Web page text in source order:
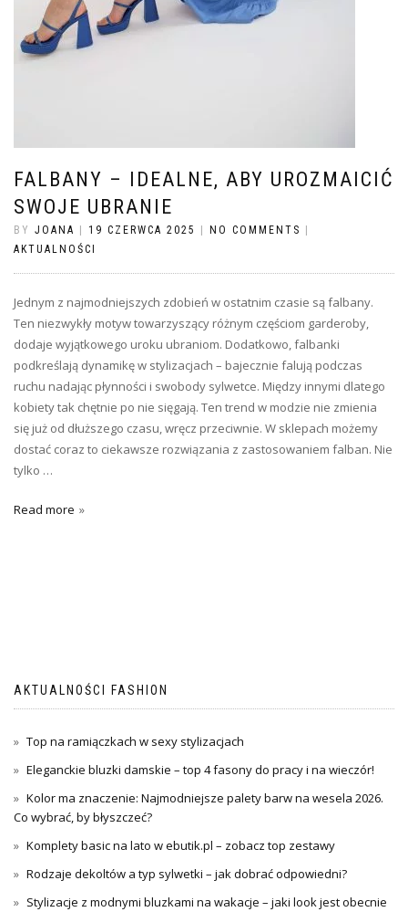
FALBANY – IDEALNE, ABY UROZMAICIĆ
SWOJE UBRANIE
BY JOANA | 19 CZERWCA 2025 | NO COMMENTS |
AKTUALNOŚCI
Jednym z najmodniejszych zdobień w ostatnim czasie są falbany.
Ten niezwykły motyw towarzyszący różnym częściom garderoby,
dodaje wyjątkowego uroku ubraniom. Dodatkowo, falbanki
podkreślają dynamikę w stylizacjach – bajecznie falują podczas
ruchu nadając płynności i swobody sylwetce. Między innymi dlatego
kobiety tak chętnie po nie sięgają. Ten trend w modzie nie zmienia
się już od dłuższego czasu, wręcz przeciwnie. W sklepach możemy
dostać coraz to ciekawsze rozwiązania z zastosowaniem falban. Nie
tylko …
Read more
AKTUALNOŚCI FASHION
Top na ramiączkach w sexy stylizacjach
Eleganckie bluzki damskie – top 4 fasony do pracy i na wieczór!
Kolor ma znaczenie: Najmodniejsze palety barw na wesela 2026.
Co wybrać, by błyszczeć?
Komplety basic na lato w ebutik.pl – zobacz top zestawy
Rodzaje dekoltów a typ sylwetki – jak dobrać odpowiedni?
Stylizacje z modnymi bluzkami na wakacje – jaki look jest obecnie